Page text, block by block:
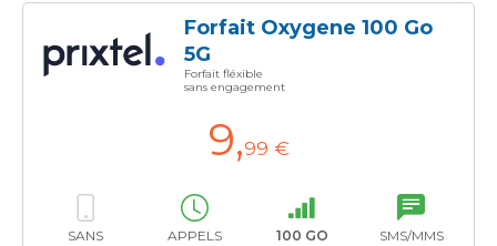
Forfait Oxygene 100 Go
5G
Forfait fléxible
sans engagement
9,99 €
SANS
APPELS
100 GO
SMS/MMS